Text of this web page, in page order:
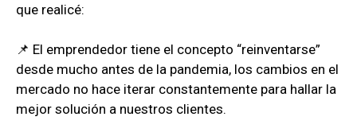
que realicé:
📌 El emprendedor tiene el concepto “reinventarse”
desde mucho antes de la pandemia, los cambios en el
mercado no hace iterar constantemente para hallar la
mejor solución a nuestros clientes.